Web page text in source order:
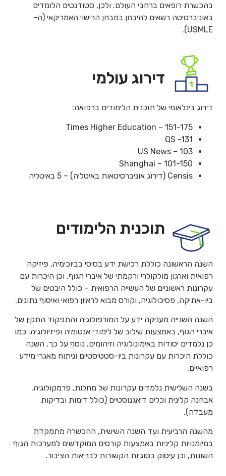
בהכשרת רופאים ברחבי העולם. ולכן, סטודנטים הלומדים
באוניברסיטה רשאים להיבחן במבחן הרישוי האמריקאי (ה-
USMLE).
דירוג עולמי
דירוג בינלאומי של תוכנית הלימודים ברפואה:
Times Higher Education – 151-175
QS -131
US News – 103
Shanghai – 101-150
Censis (דירוג אוניברסיטאות באיטליה) – 5 באיטליה
תוכנית הלימודים
השנה הראשונה כוללת רכישת ידע בסיסי בביוכימיה, פיזיקה
רפואית וארגון מולקולרי ורקמתי של איברי הגוף, וכן היכרות עם
עקרונות ראשוניים של העשייה הרפואית – כולל היבטים של
ביו-אתיקה, פסיכולוגיה, וקורס מבוא לראיון רפואי ואיסוף נתונים.
השנה השנייה מעניקה ידע על המורפולוגיה והתפקוד התקין של
איברי הגוף, באמצעות שילוב של לימודי אנטומיה ופיזיולוגיה. כמו
כן נלמדים יסודות באימונולוגיה וזיהומים. נוסף על כך, השנה
כוללת היכרות עם עקרונות ביו-סטטיסטיים וניתוח מאגרי מידע
רפואיים.
בשנה השלישית נלמדים עקרונות של מחלות, פרמקולוגיה,
אבחנה קלינית וכלים דיאגנוסטיים (כולל דימות ובדיקות
מעבדה).
מהשנה הרביעית ועד השנה השישית, ההכשרה מתמקדת
במיומנויות קליניות באמצעות קורסים המוקדשים למערכות הגוף
השונות, וכן עיסוק בסוגיות הקשורות לבריאות הציבור.